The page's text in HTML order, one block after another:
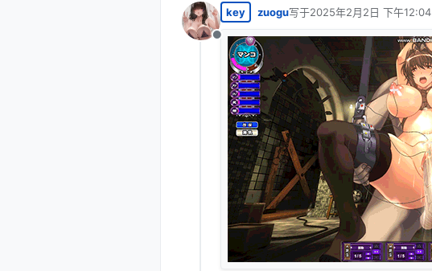
离线
key zuogu写于2025年2月2日 下午12:04
最后由 编辑